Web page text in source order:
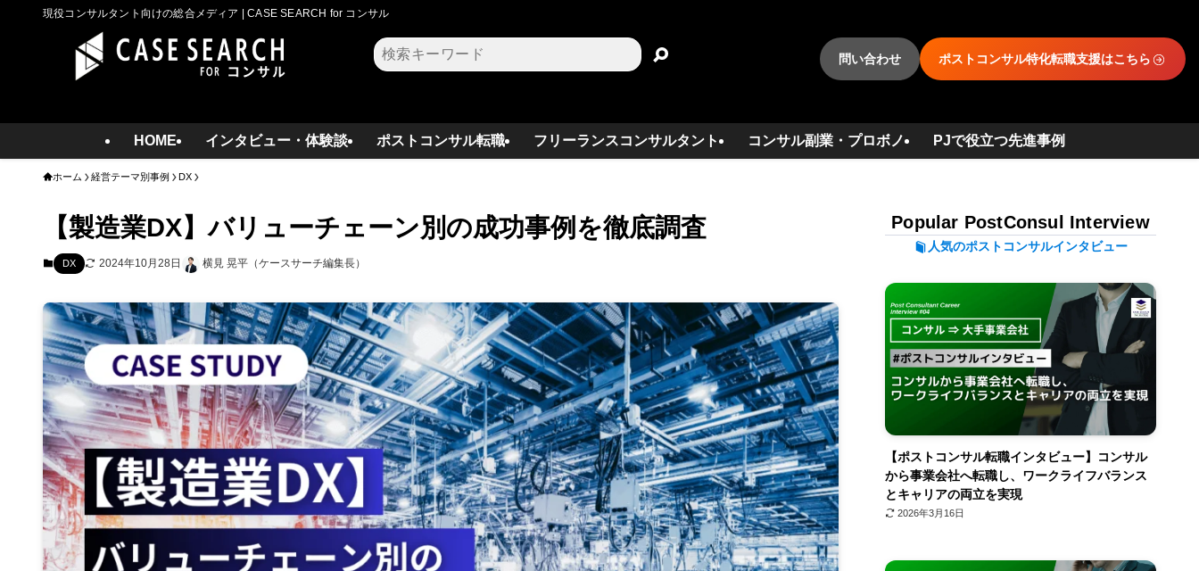
現役コンサルタント向けの総合メディア | CASE SEARCH for コンサル
HOME インタビュー・体験談 ポストコンサル転職 フリーランスコンサルタント コンサル副業・プロボノ PJで役立つ先進事例
検
索
問い合わせ ポストコンサル特化転職支援はこちら
ホーム 経営テーマ別事例 DX
【製造業DX】バリューチェーン別の成功事例を徹底調査
DX 2024年10月28日 横見 晃平（ケースサーチ編集長）
Popular PostConsul Interview
人気のポストコンサルインタビュー
【ポストコンサル転職インタビュー】コンサル
から事業会社へ転職し、ワークライフバランス
とキャリアの両立を実現
2026年3月16日